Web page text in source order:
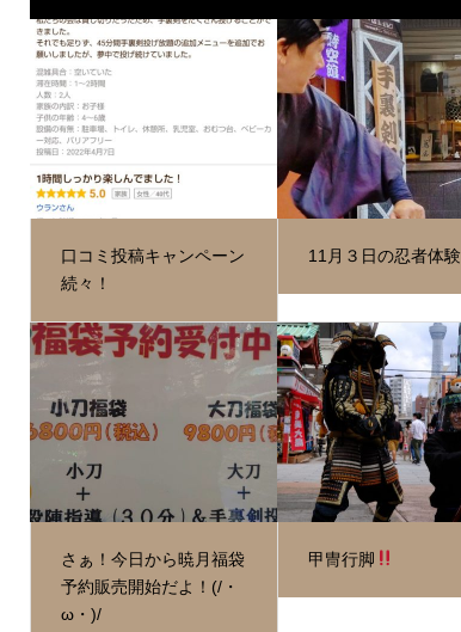
口コミ投稿キャンペーン
続々！
11月３日の忍者体験
さぁ！今日から暁月福袋
予約販売開始だよ！(/・
ω・)/
甲冑行脚